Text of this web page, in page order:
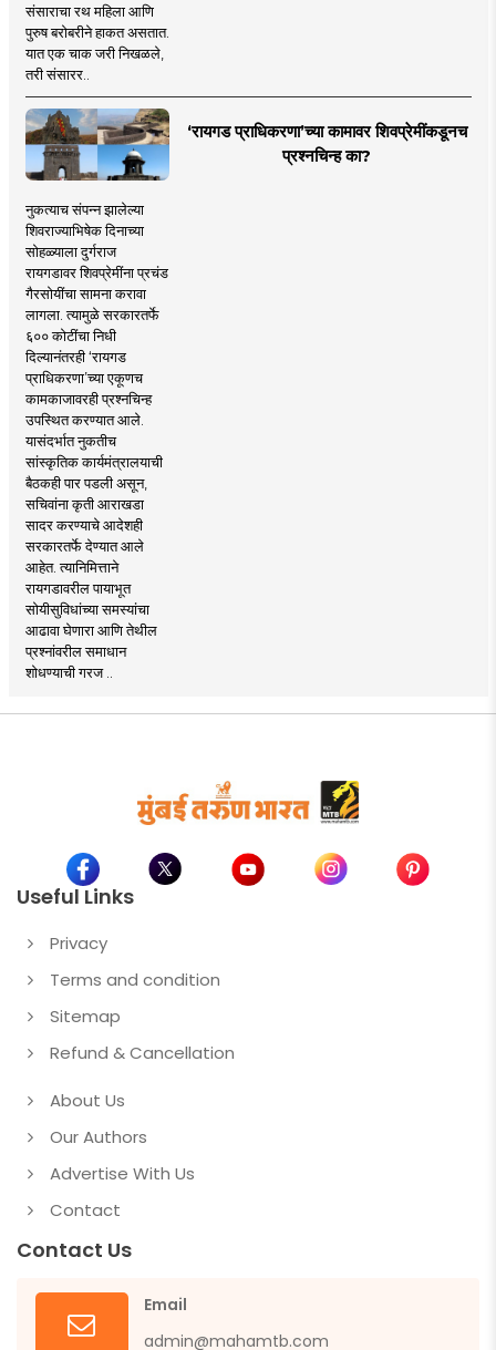
संसाराचा रथ महिला आणि
पुरुष बरोबरीने हाकत असतात.
यात एक चाक जरी निखळले,
तरी संसारर..
‘रायगड प्राधिकरणा’च्या कामावर शिवप्रेमींकडूनच
प्रश्नचिन्ह का?
नुकत्याच संपन्न झालेल्या
शिवराज्याभिषेक दिनाच्या
सोहळ्याला दुर्गराज
रायगडावर शिवप्रेमींना प्रचंड
गैरसोयींचा सामना करावा
लागला. त्यामुळे सरकारतर्फे
६०० कोटींचा निधी
दिल्यानंतरही ‘रायगड
प्राधिकरणा’च्या एकूणच
कामकाजावरही प्रश्नचिन्ह
उपस्थित करण्यात आले.
यासंदर्भात नुकतीच
सांस्कृतिक कार्यमंत्रालयाची
बैठकही पार पडली असून,
सचिवांना कृती आराखडा
सादर करण्याचे आदेशही
सरकारतर्फे देण्यात आले
आहेत. त्यानिमित्ताने
रायगडावरील पायाभूत
सोयीसुविधांच्या समस्यांचा
आढावा घेणारा आणि तेथील
प्रश्नांवरील समाधान
शोधण्याची गरज ..
Useful Links
Privacy
Terms and condition
Sitemap
Refund & Cancellation
About Us
Our Authors
Advertise With Us
Contact
Contact Us
Email
admin@mahamtb.com